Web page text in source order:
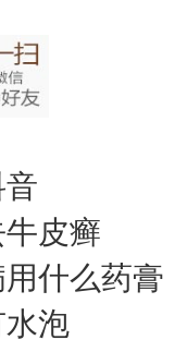
皮癣
什么药膏
泡